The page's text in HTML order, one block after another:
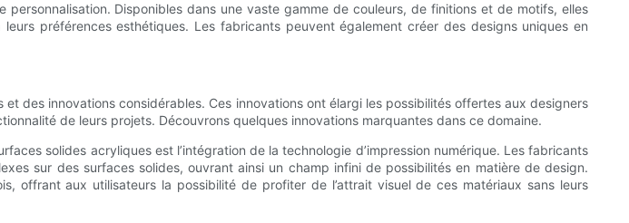
Disponibles dans une vaste gamme de couleurs, de finitions et de motifs, elles
préférences esthétiques. Les fabricants peuvent également créer des designs uniques en
des innovations considérables. Ces innovations ont élargi les possibilités offertes aux designers
de leurs projets. Découvrons quelques innovations marquantes dans ce domaine.
solides acryliques est l’intégration de la technologie d’impression numérique. Les fabricants
sur des surfaces solides, ouvrant ainsi un champ infini de possibilités en matière de design.
offrant aux utilisateurs la possibilité de profiter de l’attrait visuel de ces matériaux sans leurs